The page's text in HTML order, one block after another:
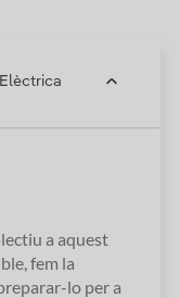
a aquest
fem la
lo per a